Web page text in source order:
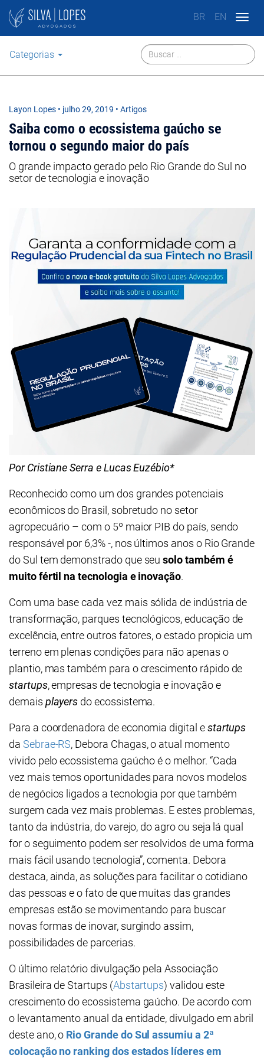
BR EN
Categorias
Layon Lopes • julho 29, 2019 • Artigos
Saiba como o ecossistema gaúcho se
tornou o segundo maior do país
O grande impacto gerado pelo Rio Grande do Sul no
setor de tecnologia e inovação
Por Cristiane Serra e Lucas Euzébio*
Reconhecido como um dos grandes potenciais
econômicos do Brasil, sobretudo no setor
agropecuário – com o 5º maior PIB do país, sendo
responsável por 6,3% -, nos últimos anos o Rio Grande
do Sul tem demonstrado que seusolo também é
muito fértil na tecnologia e inovação.
Com uma base cada vez mais sólida de indústria de
transformação, parques tecnológicos, educação de
excelência, entre outros fatores, o estado propicia um
terreno em plenas condições para não apenas o
plantio, mas também para o crescimento rápido de
startups, empresas de tecnologia e inovação e
demais players do ecossistema.
Para a coordenadora de economia digital estartups
da Sebrae-RS, Debora Chagas, o atual momento
vivido pelo ecossistema gaúcho é o melhor. “Cada
vez mais temos oportunidades para novos modelos
de negócios ligados a tecnologia por que também
surgem cada vez mais problemas. E estes problemas,
tanto da indústria, do varejo, do agro ou seja lá qual
for o seguimento podem ser resolvidos de uma forma
mais fácil usando tecnologia”, comenta. Debora
destaca, ainda, as soluções para facilitar o cotidiano
das pessoas e o fato de que muitas das grandes
empresas estão se movimentando para buscar
novas formas de inovar, surgindo assim,
possibilidades de parcerias.
O último relatório divulgação pela Associação
Brasileira de Startups (Abstartups) validou este
crescimento do ecossistema gaúcho. De acordo com
o levantamento anual da entidade, divulgado em abril
deste ano, o Rio Grande do Sul assumiu a 2ª
colocação no ranking dos estados líderes em